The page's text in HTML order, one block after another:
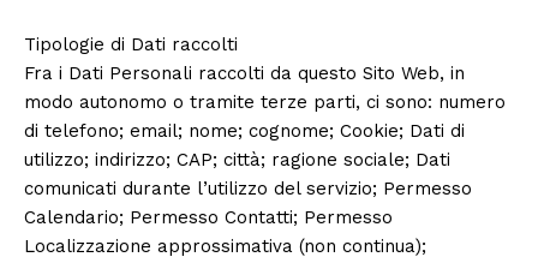
Tipologie di Dati raccolti
Fra i Dati Personali raccolti da questo Sito Web, in
modo autonomo o tramite terze parti, ci sono: numero
di telefono; email; nome; cognome; Cookie; Dati di
utilizzo; indirizzo; CAP; città; ragione sociale; Dati
comunicati durante l’utilizzo del servizio; Permesso
Calendario; Permesso Contatti; Permesso
Localizzazione approssimativa (non continua);